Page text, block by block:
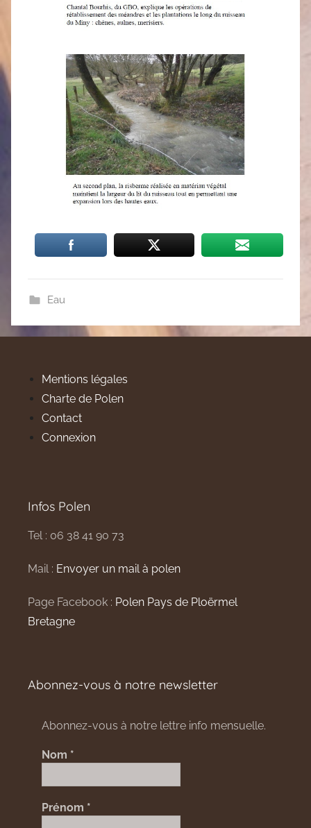
Eau
Mentions légales
Charte de Polen
Contact
Connexion
Infos Polen
Tel : 06 38 41 90 73
Mail : Envoyer un mail à polen
Page Facebook : Polen Pays de Ploërmel
Bretagne
Abonnez-vous à notre newsletter
Abonnez-vous à notre lettre info mensuelle.
Nom *
Prénom *